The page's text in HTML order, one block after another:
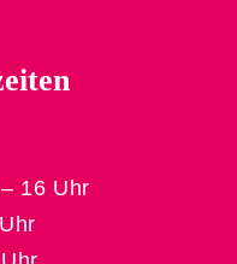
16 Uhr